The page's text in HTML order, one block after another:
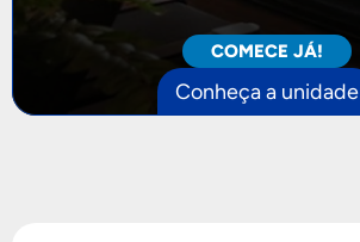
COMECE JÁ!
Conheça a unidade